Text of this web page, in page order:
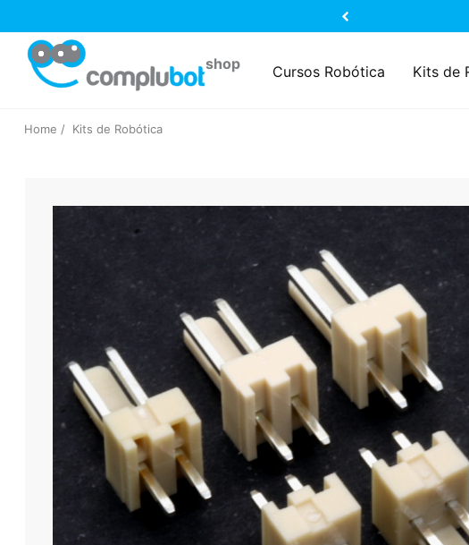
Cursos Robótica Kits de
Home Kits de Robótica